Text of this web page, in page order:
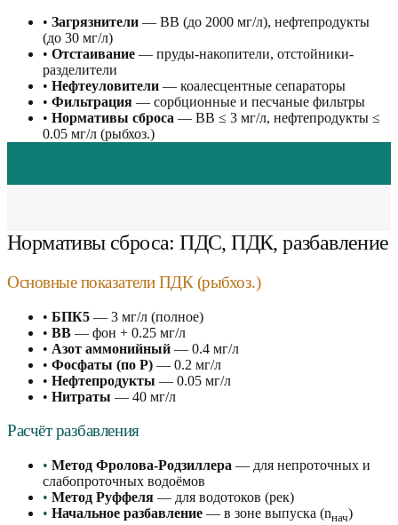
• Загрязнители — ВВ (до 2000 мг/л), нефтепродукты
(до 30 мг/л)
• Отстаивание — пруды-накопители, отстойники-
разделители
• Нефтеуловители — коалесцентные сепараторы
• Фильтрация — сорбционные и песчаные фильтры
• Нормативы сброса — ВВ ≤ 3 мг/л, нефтепродукты ≤
0.05 мг/л (рыбхоз.)
Нормативы сброса: ПДС, ПДК, разбавление
Основные показатели ПДК (рыбхоз.)
• БПК5 — 3 мг/л (полное)
• ВВ — фон + 0.25 мг/л
• Азот аммонийный — 0.4 мг/л
• Фосфаты (по P) — 0.2 мг/л
• Нефтепродукты — 0.05 мг/л
• Нитраты — 40 мг/л
Расчёт разбавления
• Метод Фролова-Родзиллера — для непроточных и
слабопроточных водоёмов
• Метод Руффеля — для водотоков (рек)
• Начальное разбавление — в зоне выпуска (nнач)